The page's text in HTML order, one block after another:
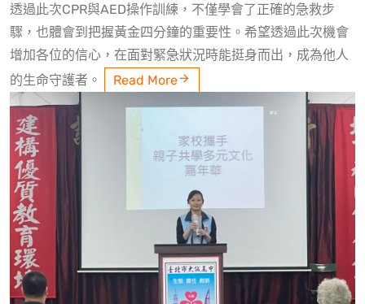
透過此次CPR與AED操作訓練，不僅學會了正確的急救步
驟，也體會到把握黃金四分鐘的重要性。希望透過此次機會
增加各位的信心，在面對緊急狀況時能挺身而出，成為他人
的生命守護者。
Read More